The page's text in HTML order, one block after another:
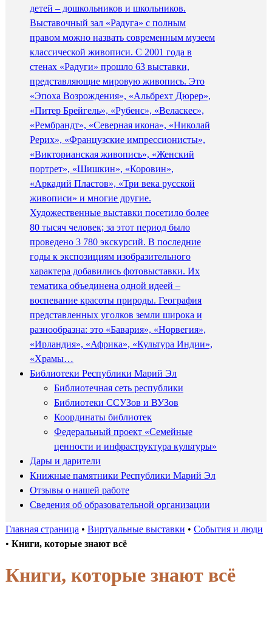
детей – дошкольников и школьников.
Выставочный зал «Радуга» с полным
правом можно назвать современным музеем
классической живописи. С 2001 года в
стенах «Радуги» прошло 63 выставки,
представляющие мировую живопись. Это
«Эпоха Возрождения», «Альбрехт Дюрер»,
«Питер Брейгель», «Рубенс», «Веласкес»,
«Рембрандт», «Северная икона», «Николай
Рерих», «Французские импрессионисты»,
«Викторианская живопись», «Женский
портрет», «Шишкин», «Коровин»,
«Аркадий Пластов», «Три века русской
живописи» и многие другие.
Художественные выставки посетило более
80 тысяч человек; за этот период было
проведено 3 780 экскурсий. В последние
годы к экспозициям изобразительного
характера добавились фотовыставки. Их
тематика объединена одной идеей –
воспевание красоты природы. География
представленных уголков земли широка и
разнообразна: это «Бавария», «Норвегия»,
«Ирландия», «Африка», «Культура Индии»,
«Храмы…
Библиотеки Республики Марий Эл
Библиотечная сеть республики
Библиотеки ССУЗов и ВУЗов
Координаты библиотек
Федеральный проект «Семейные
ценности и инфраструктура культуры»
Дары и дарители
Книжные памятники Республики Марий Эл
Отзывы о нашей работе
Сведения об образовательной организации
Главная страница • Виртуальные выставки • События и люди
• Книги, которые знают всё
Книги, которые знают всё